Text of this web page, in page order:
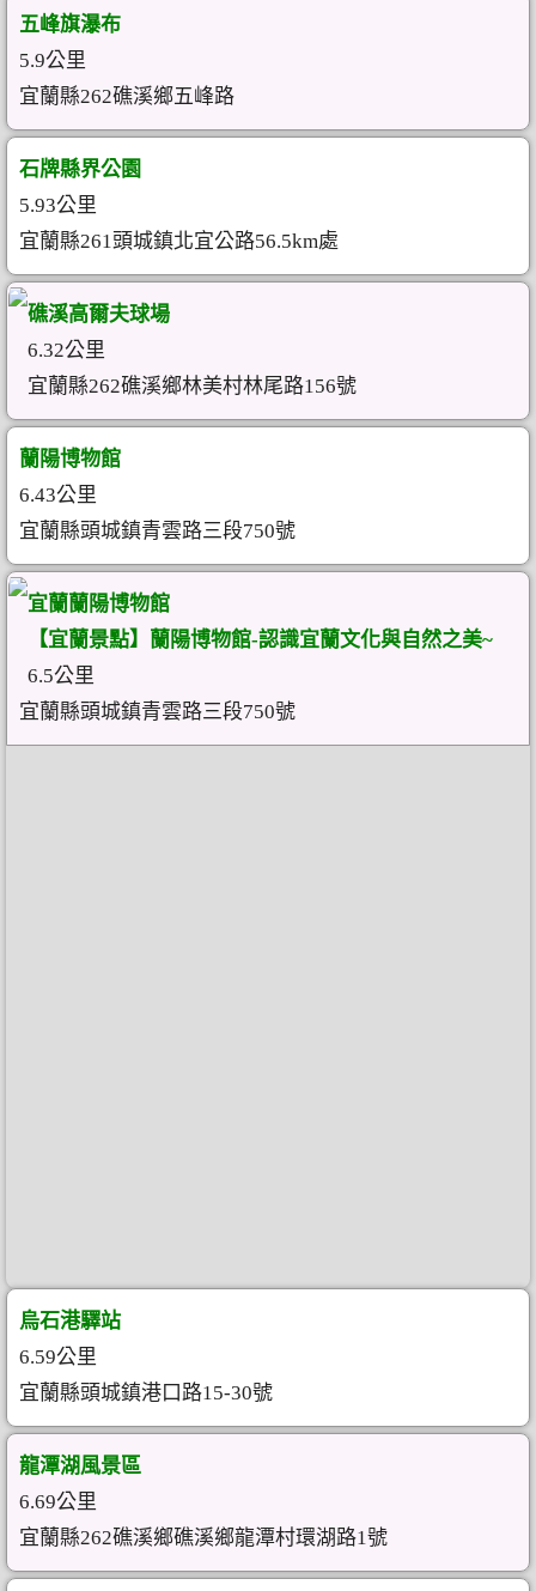
五峰旗瀑布
5.9公里
宜蘭縣262礁溪鄉五峰路
石牌縣界公園
5.93公里
宜蘭縣261頭城鎮北宜公路56.5km處
礁溪高爾夫球場
6.32公里
宜蘭縣262礁溪鄉林美村林尾路156號
蘭陽博物館
6.43公里
宜蘭縣頭城鎮青雲路三段750號
宜蘭蘭陽博物館
【宜蘭景點】蘭陽博物館-認識宜蘭文化與自然之美~
6.5公里
宜蘭縣頭城鎮青雲路三段750號
烏石港驛站
6.59公里
宜蘭縣頭城鎮港口路15-30號
龍潭湖風景區
6.69公里
宜蘭縣262礁溪鄉礁溪鄉龍潭村環湖路1號